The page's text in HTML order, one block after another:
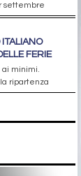
settembre
ITALIANO
FERIE
ai minimi.
ripartenza